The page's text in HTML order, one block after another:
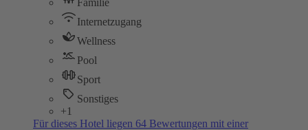
Internetzugang
Wellness
Pool
Sport
Sonstiges
+1
Für dieses Hotel liegen 64 Bewertungen mit einer